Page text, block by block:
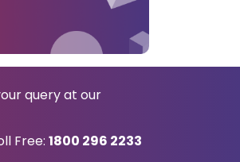
query at our
Free: 1800 296 2233